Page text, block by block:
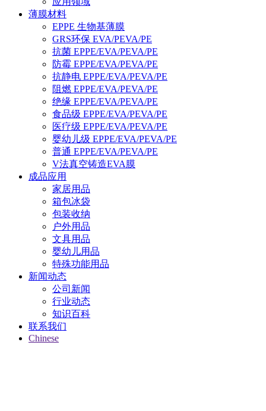
薄膜材料
EPPE 生物基薄膜
GRS环保 EVA/PEVA/PE
抗菌 EPPE/EVA/PEVA/PE
防霉 EPPE/EVA/PEVA/PE
抗静电 EPPE/EVA/PEVA/PE
阻燃 EPPE/EVA/PEVA/PE
绝缘 EPPE/EVA/PEVA/PE
食品级 EPPE/EVA/PEVA/PE
医疗级 EPPE/EVA/PEVA/PE
婴幼儿级 EPPE/EVA/PEVA/PE
普通 EPPE/EVA/PEVA/PE
V法真空铸造EVA膜
成品应用
家居用品
箱包冰袋
包装收纳
户外用品
文具用品
婴幼儿用品
特殊功能用品
新闻动态
公司新闻
行业动态
知识百科
联系我们
Chinese